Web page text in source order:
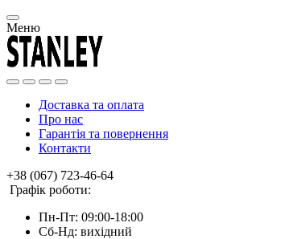
Меню
Доставка та оплата
Про нас
Гарантія та повернення
Контакти
+38 (067) 723-46-64
Графік роботи:
Пн-Пт: 09:00-18:00
Сб-Нд: вихідний